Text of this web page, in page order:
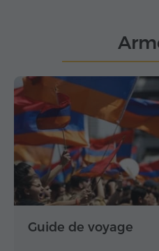
Guide de voyage